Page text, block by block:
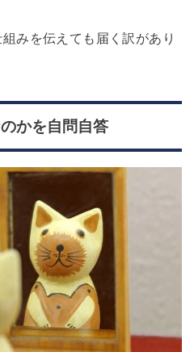
みを伝えても届く訳があり
かを自問自答